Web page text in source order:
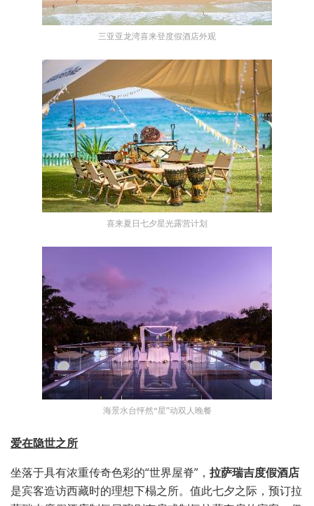
三亚亚龙湾喜来登度假酒店外观
喜来夏日七夕星光露营计划
海景水台怦然“星”动双人晚餐
爱在隐世之所
坐落于具有浓重传奇色彩的“世界屋脊”， 拉萨瑞吉度假酒店
是宾客造访西藏时的理想下榻之所。值此七夕之际，预订拉